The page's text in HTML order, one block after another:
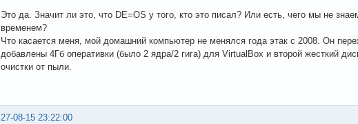
Это да. Значит ли это, что DE=OS у того, кто это писал? Или есть, чего мы не
временем?
Что касается меня, мой домашний компьютер не менялся года этак с 2008. Он
добавлены 4Гб оперативки (было 2 ядра/2 гига) для VirtualBox и второй жесткий
очистки от пыли.
27-08-15 23:22:00